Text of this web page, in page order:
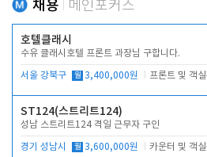
채용 메인포커스
호텔클래시
수유 클래시호텔 프론트 과장님 구합니다.
서울 강북구 월 3,400,000원 프론트 및 객실
ST124(스트리트124)
성남 스트리트124 격일 근무자 구인
경기 성남시 월 3,600,000원